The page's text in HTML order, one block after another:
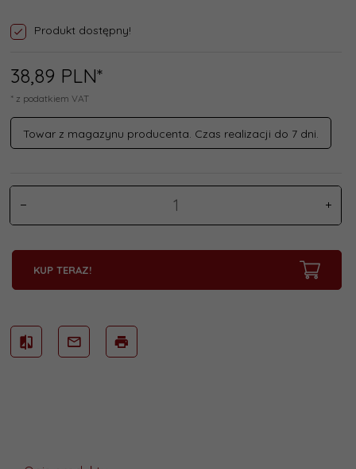
Produkt dostępny!
38,89 PLN*
* z podatkiem VAT
Towar z magazynu producenta. Czas realizacji do 7 dni.
KUP TERAZ!